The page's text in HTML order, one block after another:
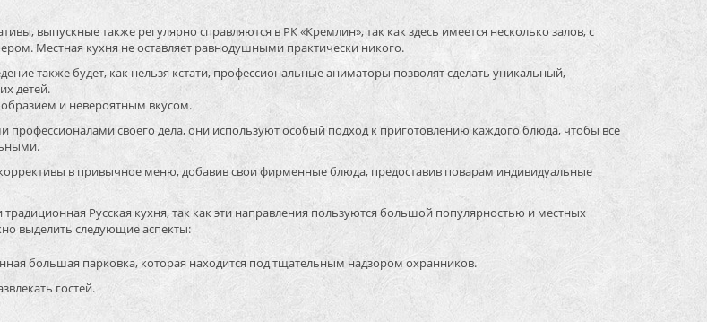
выпускные также регулярно справляются в РК «Кремлин», так как здесь имеется несколько залов, с
Местная кухня не оставляет равнодушными практически никого.
также будет, как нельзя кстати, профессиональные аниматоры позволят сделать уникальный,
детей.
и невероятным вкусом.
профессионалами своего дела, они используют особый подход к приготовлению каждого блюда, чтобы все
в привычное меню, добавив свои фирменные блюда, предоставив поварам индивидуальные
традиционная Русская кухня, так как эти направления пользуются большой популярностью и местных
выделить следующие аспекты:
большая парковка, которая находится под тщательным надзором охранников.
гостей.